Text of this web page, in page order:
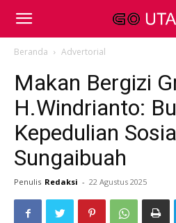
Beranda Advertorial
Makan Bergizi
H.Windrianto:
Kepedulian
Sungaibuah
Penulis Redaksi - 22 Agustus 2025